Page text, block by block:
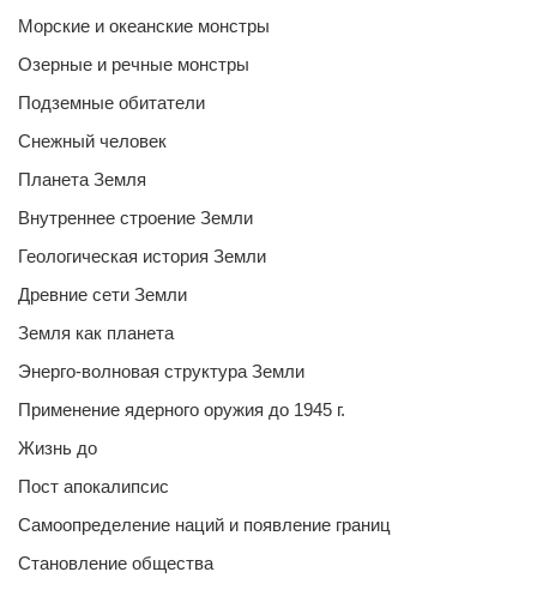
Морские и океанские монстры
Озерные и речные монстры
Подземные обитатели
Снежный человек
Планета Земля
Внутреннее строение Земли
Геологическая история Земли
Древние сети Земли
Земля как планета
Энерго-волновая структура Земли
Применение ядерного оружия до 1945 г.
Жизнь до
Пост апокалипсис
Самоопределение наций и появление границ
Становление общества